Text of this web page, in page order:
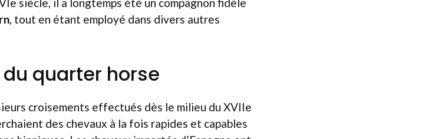
, tout en étant employé dans divers autres
quarter horse
croisements effectués dès le milieu du XVIIe
des chevaux à la fois rapides et capables